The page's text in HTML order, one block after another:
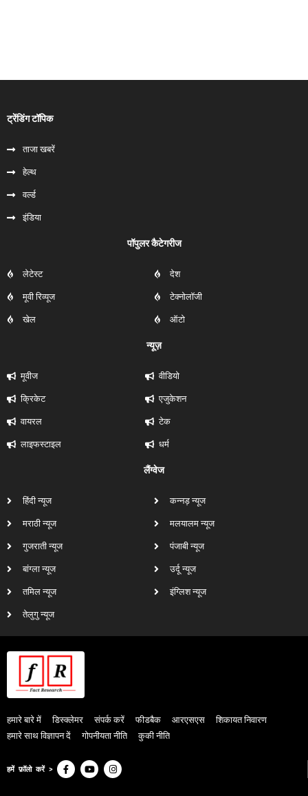
ट्रेंडिंग टॉपिक
ताजा खबरें
हेल्‍थ
वर्ल्ड
इंडिया
पॉपुलर कैटेगरीज
लेटेस्ट
मूवी रिव्यूज
खेल
देश
टेक्नोलॉजी
ऑटो
न्यूज़
मूवीज
क्रिकेट
वायरल
लाइफस्टाइल
वीडियो
एजुकेशन
टेक
धर्म
लैंग्वेज
हिंदी न्यूज
मराठी न्यूज
गुजराती न्यूज
बांग्ला न्यूज
तमिल न्यूज
तेलुगु न्यूज
कन्नड़ न्यूज
मलयालम न्यूज
पंजाबी न्यूज
उर्दू न्यूज
इंग्लिश न्यूज
हमारे बारे में डिस्क्लेमर संपर्क करें फीडबैक आरएसएस
शिकायत निवारण
हमारे साथ विज्ञापन दें
गोपनीयता नीति कुकी नीति
हमें फ़ॉलो करें >